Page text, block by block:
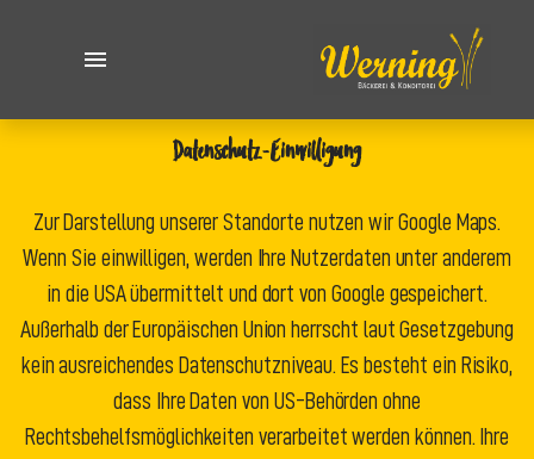
Datenschutz-Einwilligung
Zur Darstellung unserer Standorte nutzen wir Google Maps.
Wenn Sie einwilligen, werden Ihre Nutzerdaten unter anderem
in die USA übermittelt und dort von Google gespeichert.
Außerhalb der Europäischen Union herrscht laut Gesetzgebung
kein ausreichendes Datenschutzniveau. Es besteht ein Risiko,
dass Ihre Daten von US-Behörden ohne
Rechtsbehelfsmöglichkeiten verarbeitet werden können. Ihre